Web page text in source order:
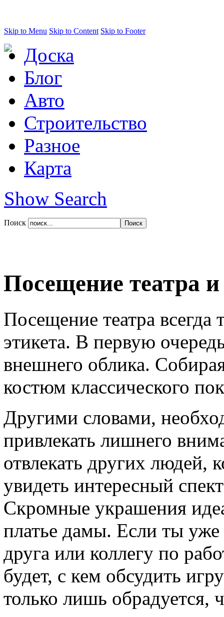
Skip to Menu Skip to Content Skip to Footer
Доска
Блог
Авто
Строительство
Разное
Карта
Show Search
Поиск
Посещение театра и
Посещение театра всегда
этикета. В первую
внешнего облика.
костюм классического
Другими словами,
привлекать лишнего
отвлекать других людей,
увидеть интересный
Скромные украшения
платье дамы. Если ты уже
друга или коллегу по
будет, с кем обсудить
только лишь обрадуется,